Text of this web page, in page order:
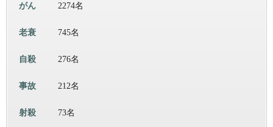
がん 2274名
老衰 745名
自殺 276名
事故 212名
射殺 73名